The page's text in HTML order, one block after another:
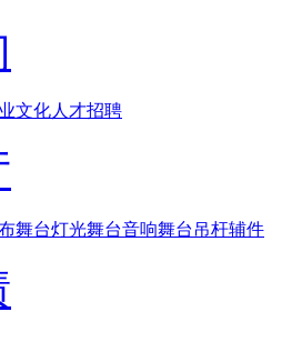
文化人才招聘
舞台灯光舞台音响舞台吊杆辅件